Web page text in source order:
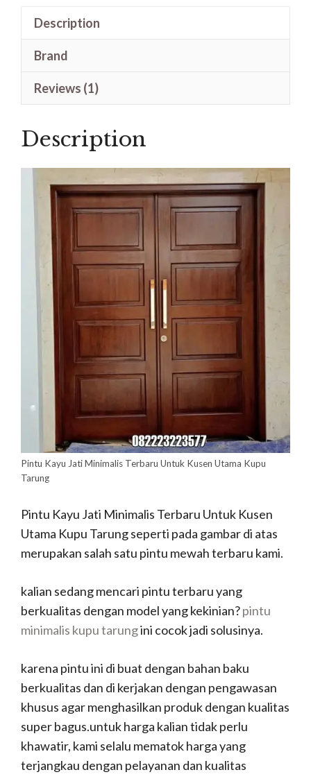
Kupu
quantity
Description
Brand
Reviews (1)
Description
Pintu Kayu Jati Minimalis Terbaru Untuk Kusen Utama Kupu
Tarung
Pintu Kayu Jati Minimalis Terbaru Untuk Kusen
Utama Kupu Tarung seperti pada gambar di atas
merupakan salah satu pintu mewah terbaru kami.
kalian sedang mencari pintu terbaru yang
berkualitas dengan model yang kekinian?pintu
minimalis kupu tarungini cocok jadi solusinya.
karena pintu ini di buat dengan bahan baku
berkualitas dan di kerjakan dengan pengawasan
khusus agar menghasilkan produk dengan kualitas
super bagus.untuk harga kalian tidak perlu
khawatir, kami selalu mematok harga yang
terjangkau dengan pelayanan dan kualitas